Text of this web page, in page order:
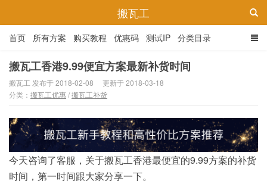
搬瓦工
首页 所有方案 购买教程 优惠码 测试IP 分类目录
搬瓦工香港9.99便宜方案最新补货时间
搬瓦工 发布于 2018-02-08
更新于 2018-03-18
分类： 搬瓦工优惠/搬瓦工补货
今天咨询了客服，关于搬瓦工香港最便宜的9.99方案的补货
时间，第一时间跟大家分享一下。